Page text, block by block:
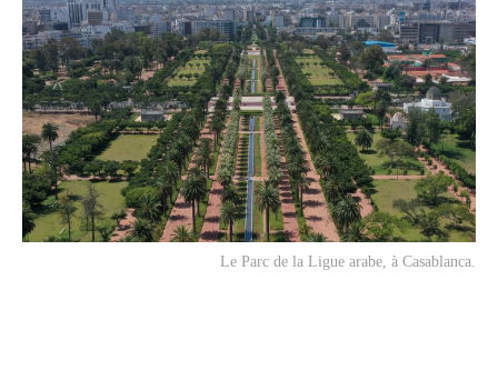
Le Parc de la Ligue arabe, à Casablanca.